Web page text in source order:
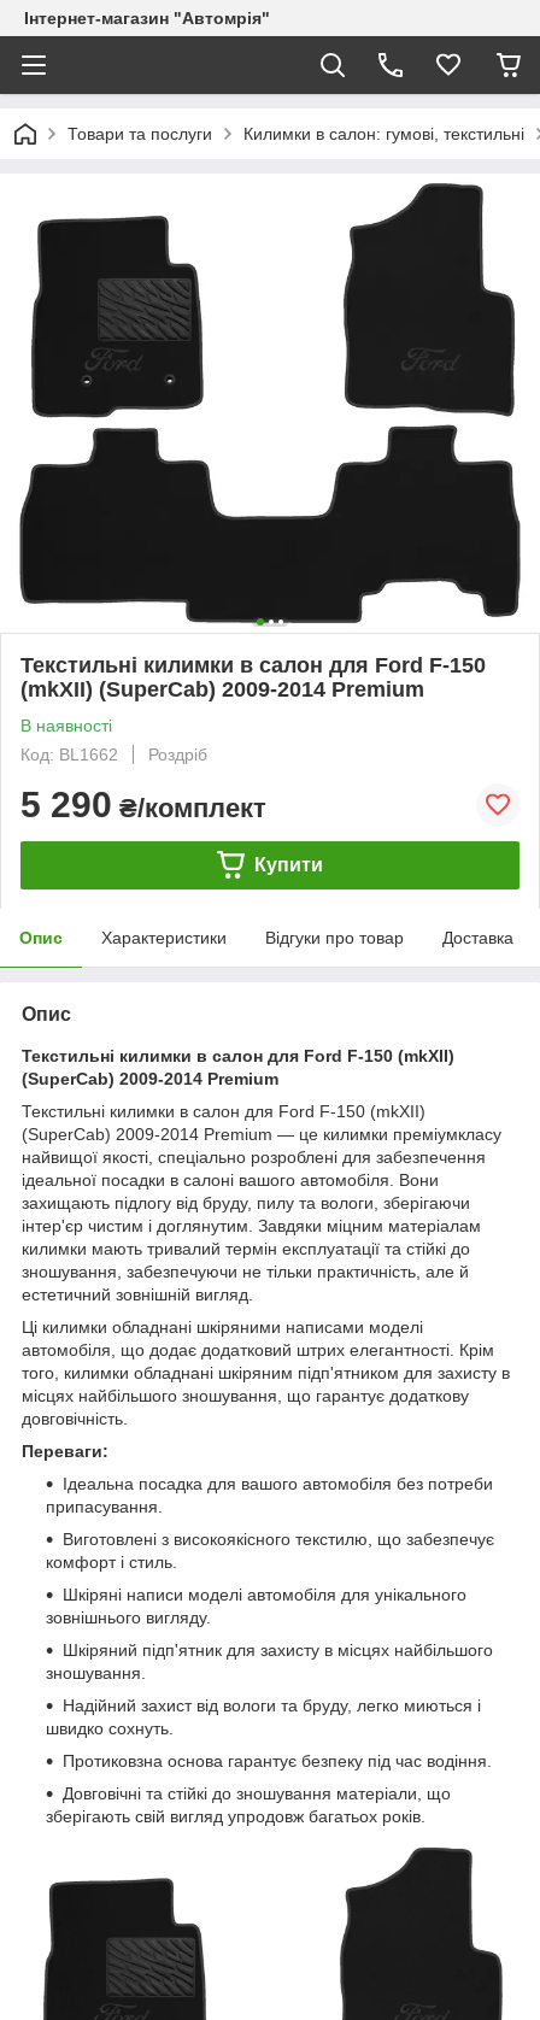
Інтернет-магазин "Автомрія"
Товари та послуги Килимки в салон: гумові, текстильні
Текстильні килимки в салон для Ford F-150
(mkXII) (SuperCab) 2009-2014 Premium
В наявності
Код: BL1662
Роздріб
5 290 ₴/комплект
Купити
Опис Характеристики Відгуки про товар Доставка
Опис
Текстильні килимки в салон для Ford F-150 (mkXII)
(SuperCab) 2009-2014 Premium
Текстильні килимки в салон для Ford F-150 (mkXII)
(SuperCab) 2009-2014 Premium — це килимки преміумкласу
найвищої якості, спеціально розроблені для забезпечення
ідеальної посадки в салоні вашого автомобіля. Вони
захищають підлогу від бруду, пилу та вологи, зберігаючи
інтер'єр чистим і доглянутим. Завдяки міцним матеріалам
килимки мають тривалий термін експлуатації та стійкі до
зношування, забезпечуючи не тільки практичність, але й
естетичний зовнішній вигляд.
Ці килимки обладнані шкіряними написами моделі
автомобіля, що додає додатковий штрих елегантності. Крім
того, килимки обладнані шкіряним підп'ятником для захисту в
місцях найбільшого зношування, що гарантує додаткову
довговічність.
Переваги:
Ідеальна посадка для вашого автомобіля без потреби
припасування.
Виготовлені з високоякісного текстилю, що забезпечує
комфорт і стиль.
Шкіряні написи моделі автомобіля для унікального
зовнішнього вигляду.
Шкіряний підп'ятник для захисту в місцях найбільшого
зношування.
Надійний захист від вологи та бруду, легко миються і
швидко сохнуть.
Протиковзна основа гарантує безпеку під час водіння.
Довговічні та стійкі до зношування матеріали, що
зберігають свій вигляд упродовж багатьох років.